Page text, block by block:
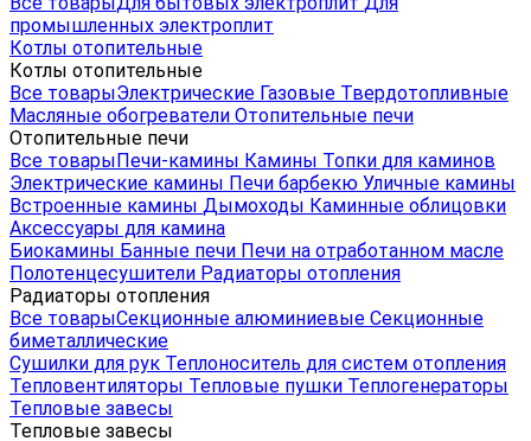
промышленных электроплит
Котлы отопительные
Котлы отопительные
Все товарыЭлектрические Газовые Твердотопливные
Масляные обогреватели Отопительные печи
Отопительные печи
Все товарыПечи-камины Камины Топки для каминов
Электрические камины Печи барбекю Уличные камины
Встроенные камины Дымоходы Каминные облицовки
Аксессуары для камина
Биокамины Банные печи Печи на отработанном масле
Полотенцесушители Радиаторы отопления
Радиаторы отопления
Все товарыСекционные алюминиевые Секционные
биметаллические
Сушилки для рук Теплоноситель для систем отопления
Тепловентиляторы Тепловые пушки Теплогенераторы
Тепловые завесы
Тепловые завесы